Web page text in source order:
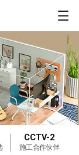
CCTV-2
施工合作伙伴